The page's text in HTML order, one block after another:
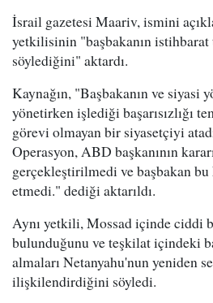
İsrail gazetesi Maariv, ismini
yetkilisinin "başbakanın
söylediğini" aktardı.
Kaynağın, "Başbakanın ve siyasi
yönetirken işlediği başarısızlığı
görevi olmayan bir siyasetçiyi
Operasyon, ABD başkanının
gerçekleştirilmedi ve başbakan bu
etmedi." dediği aktarıldı.
Aynı yetkili, Mossad içinde ciddi
bulunduğunu ve teşkilat içindeki
almaları Netanyahu'nun yeniden
ilişkilendirdiğini söyledi.